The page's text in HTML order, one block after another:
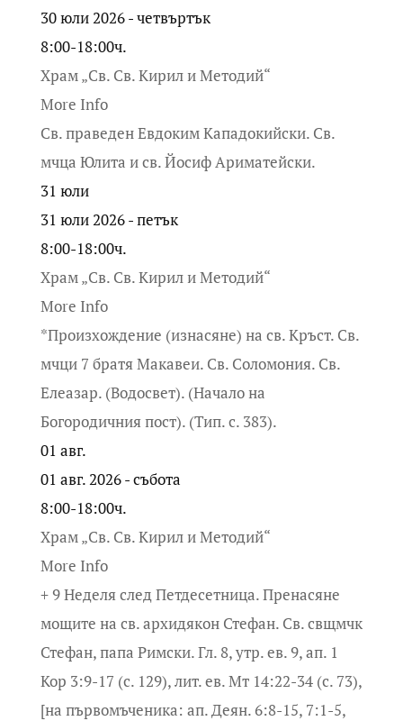
30 юли 2026 - четвъртък
8:00-18:00ч.
Храм „Св. Св. Кирил и Методий“
More Info
Св. праведен Евдоким Кападокийски. Св.
мчца Юлита и св. Йосиф Ариматейски.
31 юли
31 юли 2026 - петък
8:00-18:00ч.
Храм „Св. Св. Кирил и Методий“
More Info
*Произхождение (изнасяне) на св. Кръст. Св.
мчци 7 братя Макавеи. Св. Соломония. Св.
Елеазар. (Водосвет). (Начало на
Богородичния пост). (Тип. с. 383).
01 авг.
01 авг. 2026 - събота
8:00-18:00ч.
Храм „Св. Св. Кирил и Методий“
More Info
+ 9 Неделя след Петдесетница. Пренасяне
мощите на св. архидякон Стефан. Св. свщмчк
Стефан, папа Римски. Гл. 8, утр. ев. 9, ап. 1
Кор 3:9-17 (с. 129), лит. ев. Мт 14:22-34 (с. 73),
[на първомъченика: ап. Деян. 6:8-15, 7:1-5,